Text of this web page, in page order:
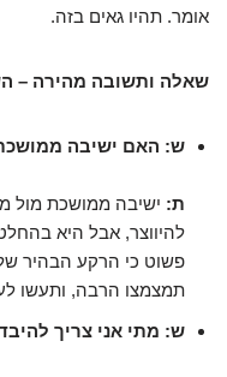
אומר. תהיו גאים בזה.
שאלה ותשובה מהירה –
ש: האם ישיבה
ת: ישיבה ממושכת מול
להיווצר, אבל היא
פשוט כי הרקע הבהיר
תמצמצו הרבה, ותעשו
ש: מתי אני צריך